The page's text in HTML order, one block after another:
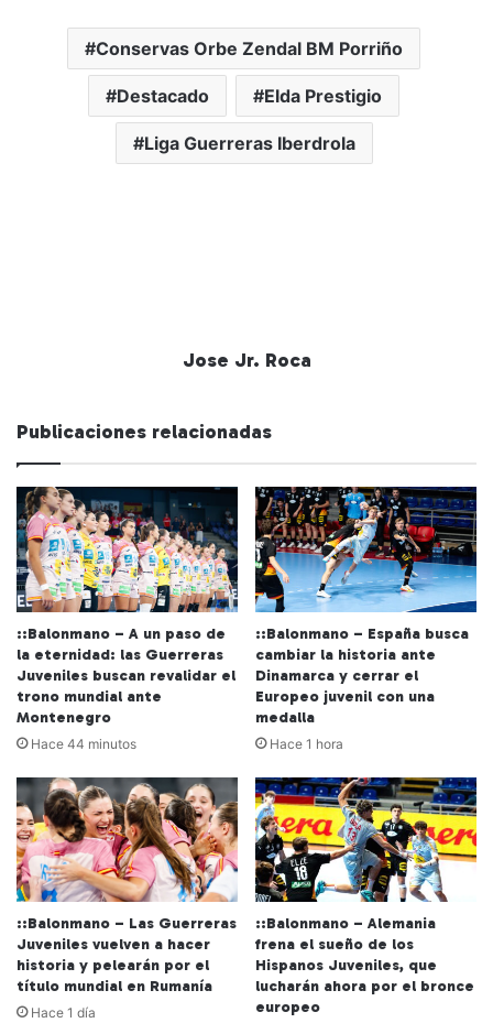
Conservas Orbe Zendal BM Porriño
Destacado Elda Prestigio
Liga Guerreras Iberdrola
Jose Jr. Roca
Publicaciones relacionadas
::Balonmano – A un paso de
la eternidad: las Guerreras
Juveniles buscan revalidar el
trono mundial ante
Montenegro
Hace 44 minutos
::Balonmano – España busca
cambiar la historia ante
Dinamarca y cerrar el
Europeo juvenil con una
medalla
Hace 1 hora
::Balonmano – Las Guerreras
Juveniles vuelven a hacer
historia y pelearán por el
título mundial en Rumanía
Hace 1 día
::Balonmano – Alemania
frena el sueño de los
Hispanos Juveniles, que
lucharán ahora por el bronce
europeo